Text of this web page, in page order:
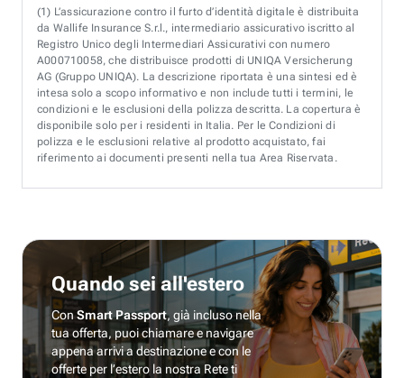
(1) L’assicurazione contro il furto d’identità digitale è distribuita
da Wallife Insurance S.r.l., intermediario assicurativo iscritto al
Registro Unico degli Intermediari Assicurativi con numero
A000710058, che distribuisce prodotti di UNIQA Versicherung
AG (Gruppo UNIQA). La descrizione riportata è una sintesi ed è
intesa solo a scopo informativo e non include tutti i termini, le
condizioni e le esclusioni della polizza descritta. La copertura è
disponibile solo per i residenti in Italia. Per le Condizioni di
polizza e le esclusioni relative al prodotto acquistato, fai
riferimento ai documenti presenti nella tua Area Riservata.
Quando sei all'estero
ConSmart Passport, già incluso nella
tua offerta, puoi chiamare e navigare
appena arrivi a destinazione e con le
offerte per l’estero la nostra Rete ti